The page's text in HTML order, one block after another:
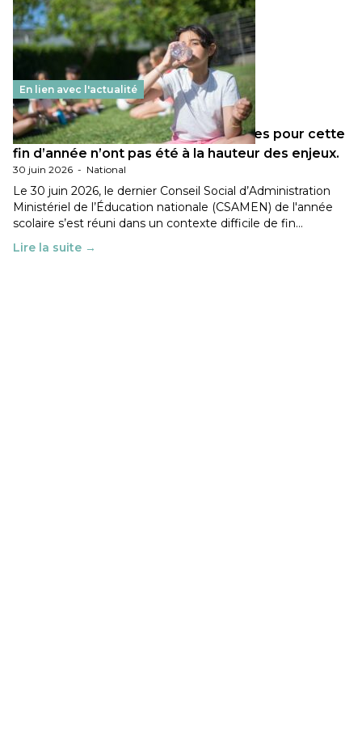
En lien avec l'actualité
Les décisions ministérielles attendues pour cette
fin d’année n’ont pas été à la hauteur des enjeux.
30 juin 2026 - National
Le 30 juin 2026, le dernier Conseil Social d’Administration
Ministériel de l’Éducation nationale (CSAMEN) de l'année
scolaire s’est réuni dans un contexte difficile de fin…
Lire la suite →